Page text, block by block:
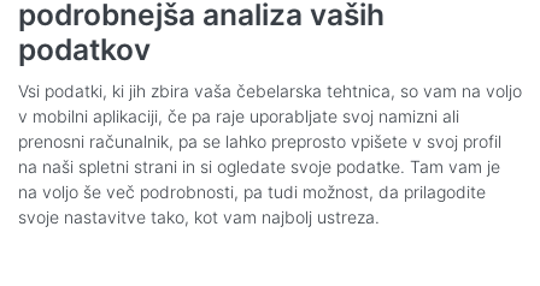
podrobnejša analiza vaših
podatkov
Vsi podatki, ki jih zbira vaša čebelarska tehtnica, so vam na voljo
v mobilni aplikaciji, če pa raje uporabljate svoj namizni ali
prenosni računalnik, pa se lahko preprosto vpišete v svoj profil
na naši spletni strani in si ogledate svoje podatke. Tam vam je
na voljo še več podrobnosti, pa tudi možnost, da prilagodite
svoje nastavitve tako, kot vam najbolj ustreza.